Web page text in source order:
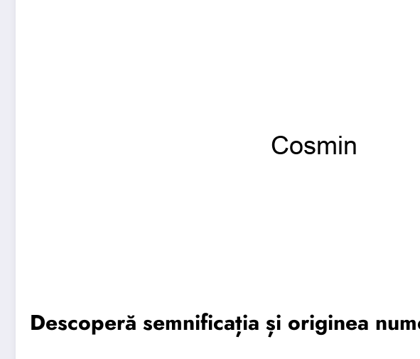
Descoperă semnificația și originea